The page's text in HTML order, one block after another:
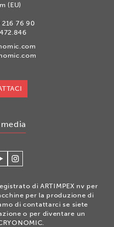
(EU)
216 76 90
videos
Volg
op
Instagram
di ARTIMPEX nv per
per la produzione di
di contattarci se siete
o per diventare un